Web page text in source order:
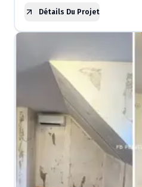
Détails Du Projet